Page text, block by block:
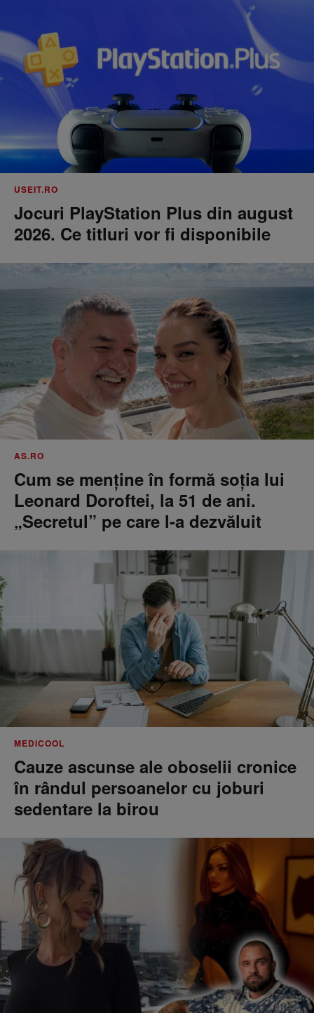
USEIT.RO
Jocuri PlayStation Plus din august
2026. Ce titluri vor fi disponibile
AS.RO
Cum se menţine în formă soţia lui
Leonard Doroftei, la 51 de ani.
„Secretul” pe care l-a dezvăluit
MEDICOOL
Cauze ascunse ale oboselii cronice
în rândul persoanelor cu joburi
sedentare la birou